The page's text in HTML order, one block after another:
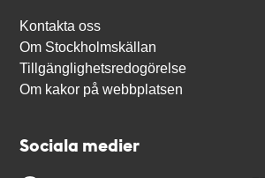
Kontakta oss
Om Stockholmskällan
Tillgänglighetsredogörelse
Om kakor på webbplatsen
Sociala medier